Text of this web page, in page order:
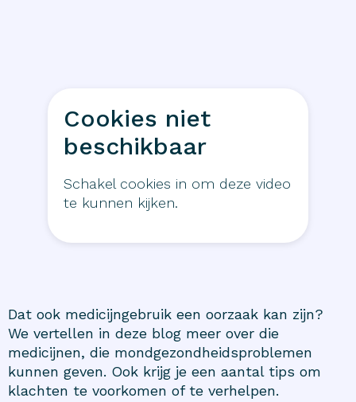
Cookies niet
beschikbaar
Schakel cookies in om deze video
te kunnen kijken.
Dat ook medicijngebruik een oorzaak kan zijn?
We vertellen in deze blog meer over die
medicijnen, die mondgezondheidsproblemen
kunnen geven. Ook krijg je een aantal tips om
klachten te voorkomen of te verhelpen.